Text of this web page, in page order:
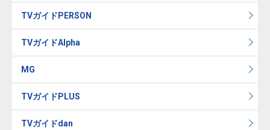
TVガイドPERSON
TVガイドAlpha
MG
TVガイドPLUS
TVガイドdan